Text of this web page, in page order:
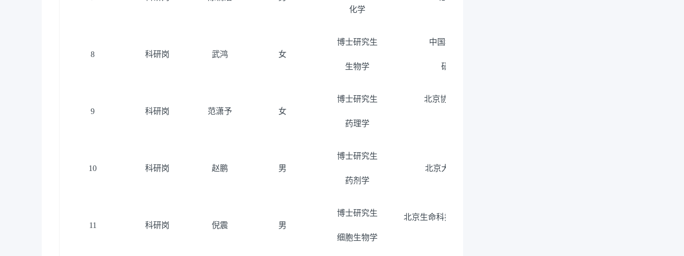
化学
8 科研岗 武鸿 女
博士研究生
生物学
中国科学院上海有机化学
研究所（博士后）
9 科研岗 范潇予 女
博士研究生
药理学
北京协和医学院 药物研究所
10 科研岗 赵鹏 男
博士研究生
药剂学
北京大学医学部（博士后）
11 科研岗 倪震 男
博士研究生
细胞生物学
北京生命科技研究院有限公司-北京大学